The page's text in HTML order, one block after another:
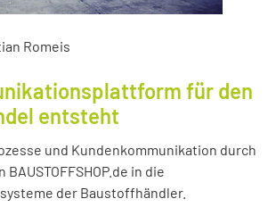
Romeis
für den
entsteht
und Kundenkommunikation durch
in die
der Baustoffhändler.